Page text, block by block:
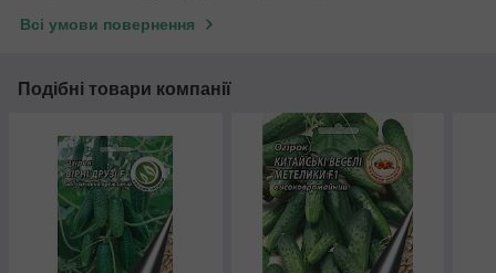
Всі умови повернення
Подібні товари компанії